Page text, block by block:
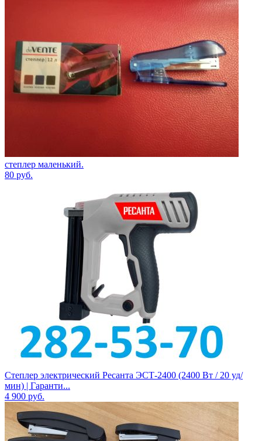
степлер маленький.
80 руб.
Степлер электрический Ресанта ЭСТ-2400 (2400 Вт / 20 уд/
мин) | Гаранти...
4 900 руб.